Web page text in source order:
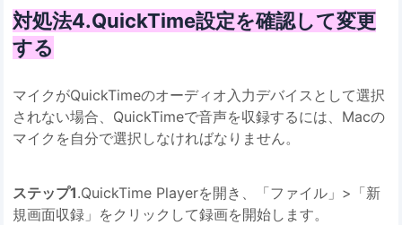
対処法4.QuickTime設定を確認して変更
する
マイクがQuickTimeのオーディオ入力デバイスとして選択
されない場合、QuickTimeで音声を収録するには、Macの
マイクを自分で選択しなければなりません。
ステップ1.QuickTime Playerを開き、「ファイル」>「新
規画面収録」をクリックして録画を開始します。